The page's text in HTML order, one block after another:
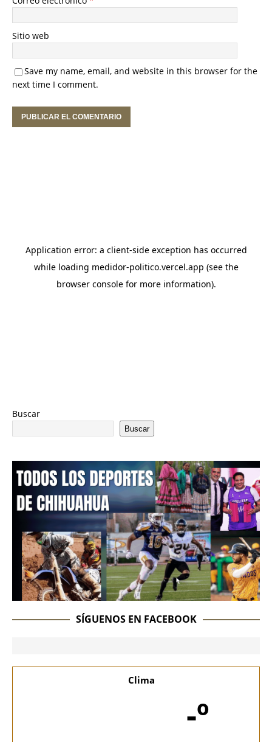
Sitio web
Save my name, email, and website in this browser for the
next time I comment.
Buscar
Buscar
SÍGUENOS EN FACEBOOK
Clima
-º